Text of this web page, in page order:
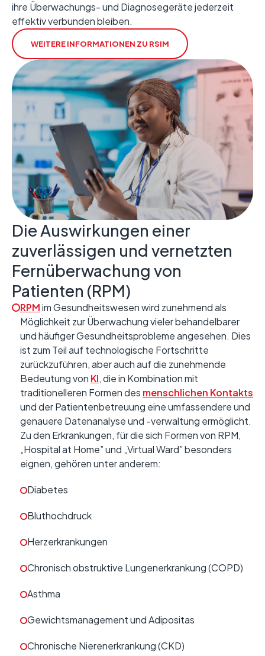
ihre Überwachungs- und Diagnosegeräte jederzeit
effektiv verbunden bleiben.
WEITERE INFORMATIONEN ZU RSIM
Die Auswirkungen einer
zuverlässigen und vernetzten
Fernüberwachung von
Patienten (RPM)
RPMim Gesundheitswesen wird zunehmend als
Möglichkeit zur Überwachung vieler behandelbarer
und häufiger Gesundheitsprobleme angesehen. Dies
ist zum Teil auf technologische Fortschritte
zurückzuführen, aber auch auf die zunehmende
Bedeutung von KI, die in Kombination mit
traditionelleren Formen des menschlichen Kontakts
und der Patientenbetreuung eine umfassendere und
genauere Datenanalyse und -verwaltung ermöglicht.
Zu den Erkrankungen, für die sich Formen von RPM,
„Hospital at Home” und „Virtual Ward” besonders
eignen, gehören unter anderem:
Diabetes
Bluthochdruck
Herzerkrankungen
Chronisch obstruktive Lungenerkrankung (COPD)
Asthma
Gewichtsmanagement und Adipositas
Chronische Nierenerkrankung (CKD)